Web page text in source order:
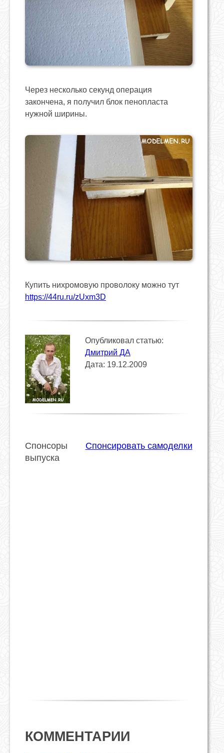
Через несколько секунд операция
закончена, я получил блок пенопласта
нужной ширины.
Купить нихромовую проволоку можно тут
https://44ru.ru/zUxm3D
Опубликовал статью:
Дмитрий ДА
Дата: 19.12.2009
Спонсировать самоделки
Спонсоры
выпуска
КОММЕНТАРИИ